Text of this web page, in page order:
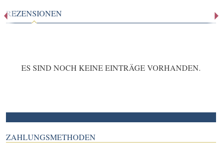
REZENSIONEN
ES SIND NOCH KEINE EINTRÄGE VORHANDEN.
ZAHLUNGSMETHODEN